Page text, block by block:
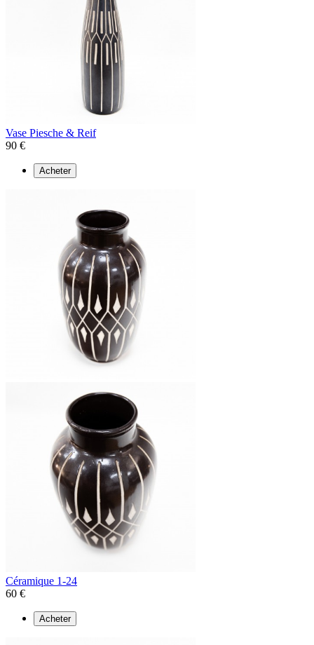
Vase Piesche & Reif
90 €
Acheter
Céramique 1-24
60 €
Acheter